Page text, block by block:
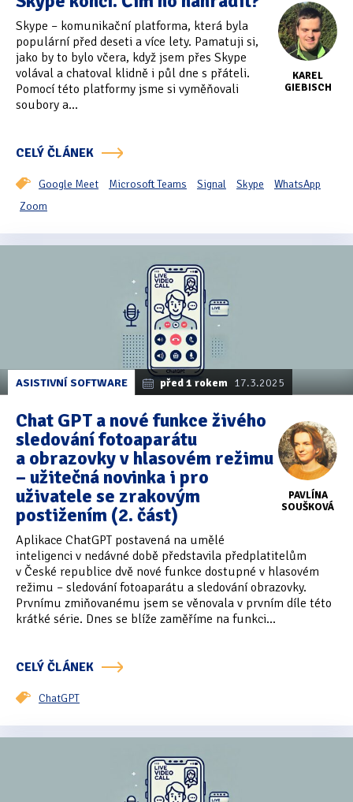
KAREL
GIEBISCH
Skype – komunikační platforma, která byla
populární před deseti a více lety. Pamatuji si,
jako by to bylo včera, když jsem přes Skype
volával a chatoval klidně i půl dne s přáteli.
Pomocí této platformy jsme si vyměňovali
soubory a...
CELÝ ČLÁNEK
Google Meet Microsoft Teams Signal Skype
WhatsApp
Zoom
ASISTIVNÍ SOFTWARE před 1 rokem 17.3.2025
PAVLÍNA
SOUŠKOVÁ
Chat GPT a nové funkce živého
sledování fotoaparátu
a obrazovky v hlasovém režimu
– užitečná novinka i pro
uživatele se zrakovým
postižením (2. část)
Aplikace ChatGPT postavená na umělé
inteligenci v nedávné době představila předplatitelům
v České republice dvě nové funkce dostupné v hlasovém
režimu – sledování fotoaparátu a sledování obrazovky.
Prvnímu zmiňovanému jsem se věnovala v prvním díle této
krátké série. Dnes se blíže zaměříme na funkci...
CELÝ ČLÁNEK
ChatGPT